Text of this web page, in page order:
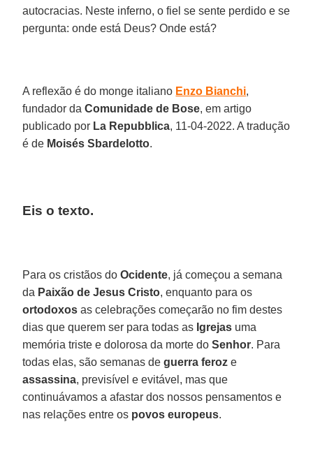
autocracias. Neste inferno, o fiel se sente perdido e se
pergunta: onde está Deus? Onde está?
A reflexão é do monge italiano Enzo Bianchi,
fundador daComunidade de Bose, em artigo
publicado por La Repubblica, 11-04-2022. A tradução
é de Moisés Sbardelotto.
Eis o texto.
Para os cristãos doOcidente, já começou a semana
da Paixão de Jesus Cristo, enquanto para os
ortodoxos as celebrações começarão no fim destes
dias que querem ser para todas as Igrejas uma
memória triste e dolorosa da morte doSenhor. Para
todas elas, são semanas deguerra feroz e
assassina, previsível e evitável, mas que
continuávamos a afastar dos nossos pensamentos e
nas relações entre os povos europeus.